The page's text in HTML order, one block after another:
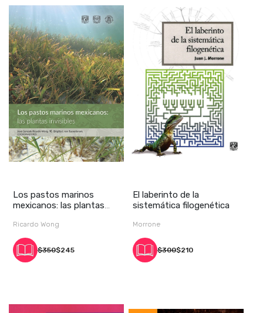
Los pastos marinos
mexicanos: las plantas
Ricardo Wong
$350$245
El laberinto de la
sistemática filogenética
Morrone
$300$210